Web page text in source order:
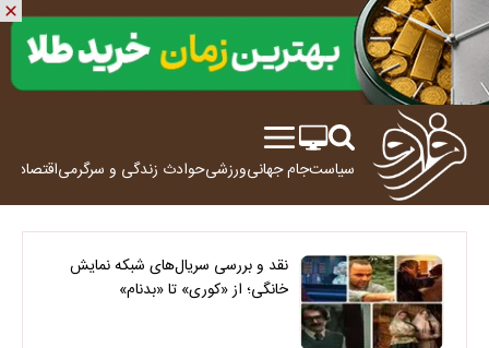
سیاستجام جهانیورزشیحوادث زندگی و سرگرمیاقتصاد
نقد و بررسی سریال‌های شبکه نمایش
خانگی؛ از «کوری» تا «بدنام»